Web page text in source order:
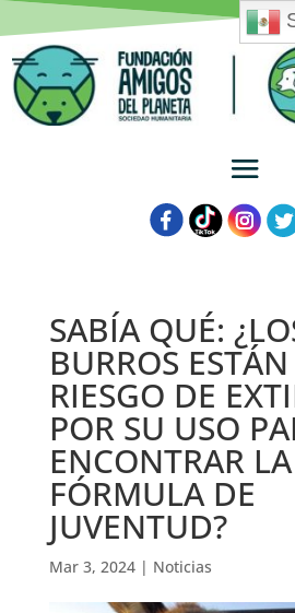
SABÍA QUÉ:
BURROS
RIESGO DE
POR SU USO
ENCONTRAR LA
FÓRMULA DE
JUVENTUD?
Mar 3, 2024| Noticias